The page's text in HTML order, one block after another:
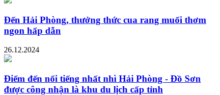
Đến Hải Phòng, thưởng thức cua rang muối thơm
ngon hấp dẫn
26.12.2024
Điểm đến nổi tiếng nhất nhì Hải Phòng - Đồ Sơn
được công nhận là khu du lịch cấp tỉnh